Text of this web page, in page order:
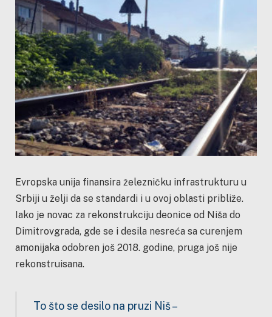
Evropska unija finansira železničku infrastrukturu u
Srbiji u želji da se standardi i u ovoj oblasti približe.
Iako je novac za rekonstrukciju deonice od Niša do
Dimitrovgrada, gde se i desila nesreća sa curenjem
amonijaka odobren još 2018. godine, pruga još nije
rekonstruisana.
To što se desilo na pruzi Niš –